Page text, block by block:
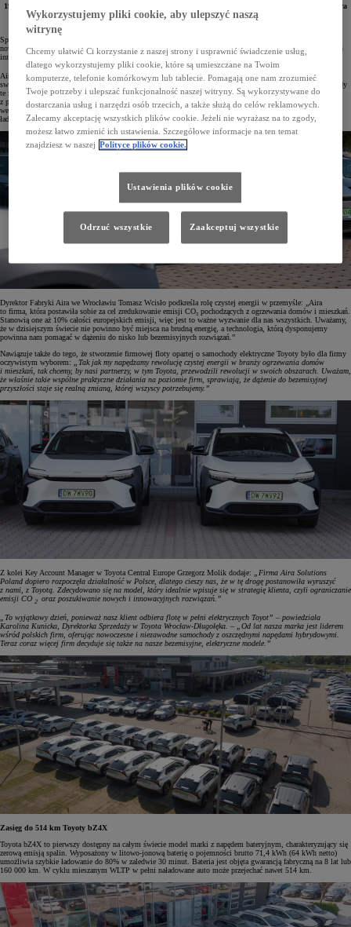
19 elektrycznych modeli Toyoty bZ4X trafiło właśnie do producenta innowacyjnych pomp ciepła Aira
Solutions Poland sp. z o.o., którego fabryka znajduje się we Wrocławiu. W ten sposób firma
specjalizująca się w technologiach czystej energii rozpoczyna budowę swojej floty aut.
Spółka Aira, założona przez przedsiębiorstwo Vargas w 2022 roku, uruchomiła w tym roku produkcję
nowoczesnych pomp ciepła w swojej wrocławskiej fabryce. Skandynawska firma specjalizuje się w tworzeniu
innowacyjnych rozwiązań grzewczych, które jednocześnie minimalizują emisję CO .
Aira Solutions Poland w ramach rozpoczęcia działalności w Polsce zainicjowała budowę floty pojazdów dla
swoich pracowników poprzez zamówienie 19 elektrycznych, bezemisyjnych modeli Toyoty bZ4X. Samochody
te zostały dostarczone przez salon Toyota Wrocław-Długołęka, a ich leasing jest wsparty dofinansowaniem
z programu „Mój Elektryk” Narodowego Funduszu Ochrony Środowiska i Gospodarki Wodnej. Obiekt
we Wrocławiu jest w pełni wyposażony w infrastrukturę do ładowania pojazdów elektrycznych, w tym stacje
ładowania typu wallbox.
Dyrektor Fabryki Aira we Wrocławiu Tomasz Wcisło podkreśla rolę czystej energii w przemyśle: „Aira
to firma, która postawiła sobie za cel zredukowanie emisji CO₂ pochodzących z ogrzewania domów i mieszkań.
Stanowią one aż 10% całości europejskich emisji, więc jest to ważne wyzwanie dla nas wszystkich. Uważamy,
że w dzisiejszym świecie nie powinno być miejsca na brudną energię, a technologia, którą dysponujemy
powinna nam pomagać w dążeniu do nisko lub bezemisyjnych rozwiązań.”
Nawiązuje także do tego, że stworzenie firmowej floty opartej o samochody elektryczne Toyoty było dla firmy
oczywistym wyborem: „Tak jak my napędzamy rewolucję czystej energii w branży ogrzewania domów
i mieszkań, tak chcemy, by nasi partnerzy, w tym Toyota, przewodzili rewolucji w swoich obszarach. Uważam,
że właśnie takie wspólne praktyczne działania na poziomie firm, sprawiają, że dążenie do bezemisyjnej
przyszłości staje się realną zmianą, której wszyscy potrzebujemy.”
Z kolei Key Account Manager w Toyota Central Europe Grzegorz Molik dodaje:
„Firma Aira Solutions
Poland dopiero rozpoczęła działalność w Polsce, dlatego cieszy nas, że w tę drogę postanowiła wyruszyć
z nami, z Toyotą. Zdecydowano się na model, który idealnie wpisuje się w strategię klienta, czyli ograniczanie
emisji CO 2 oraz poszukiwanie nowych i innowacyjnych rozwiązań.”
„To wyjątkowy dzień, ponieważ nasz klient odbiera flotę w pełni elektrycznych Toyot” – powiedziała
Karolina Kunicka, Dyrektorka Sprzedaży w Toyota Wrocław-Długołęka. – „Od lat nasza marka jest liderem
wśród polskich firm, oferując nowoczesne i niezawodne samochody z oszczędnymi napędami hybrydowymi.
Teraz coraz więcej firm decyduje się także na nasze bezemisyjne, elektryczne modele.”
Zasięg do 514 km Toyoty bZ4X
Toyota bZ4X to pierwszy dostępny na całym świecie model marki z napędem bateryjnym, charakteryzujący się
zerową emisją spalin. Wyposażony w litowo-jonową baterię o pojemności brutto 71,4 kWh (64 kWh netto)
umożliwia szybkie ładowanie do 80% w zaledwie 30 minut. Bateria jest objęta gwarancją fabryczną na 8 lat lub
160 000 km. W cyklu mieszanym WLTP w pełni naładowane auto może przejechać nawet 514 km.
Wykorzystujemy pliki cookie, aby ulepszyć naszą
witrynę
Chcemy ułatwić Ci korzystanie z naszej strony i usprawnić świadczenie usług,
dlatego wykorzystujemy pliki cookie, które są umieszczane na Twoim
komputerze, telefonie komórkowym lub tablecie. Pomagają one nam zrozumieć
Twoje potrzeby i ulepszać funkcjonalność naszej witryny. Są wykorzystywane do
dostarczania usług i narzędzi osób trzecich, a także służą do celów reklamowych.
Zalecamy akceptację wszystkich plików cookie. Jeżeli nie wyrażasz na to zgody,
możesz łatwo zmienić ich ustawienia. Szczegółowe informacje na ten temat
znajdziesz w naszej Polityce plików cookie.
Ustawienia plików cookie
Odrzuć wszystkie Zaakceptuj wszystkie